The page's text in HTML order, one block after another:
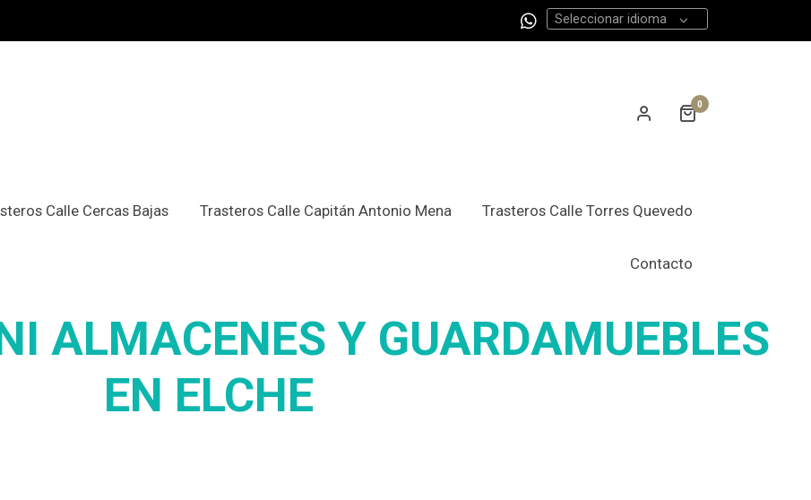
Seleccionar idioma
0
Calle Cercas Bajas Trasteros Calle Capitán Antonio Mena Trasteros Calle Torres Quevedo
Contacto
ALMACENES Y GUARDAMUEBLES
EN ELCHE